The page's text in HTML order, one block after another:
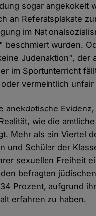
sogar angekokelt
an Referatsplakate
im
beschmiert wurden.
Judenaktion", der
im Sportunterricht
vermeintlich unfair
anekdotische
wie die
Mehr als ein Viertel
und Schüler der
sexuellen Freiheit
befragten
Prozent, aufgrund
erfahren zu haben.